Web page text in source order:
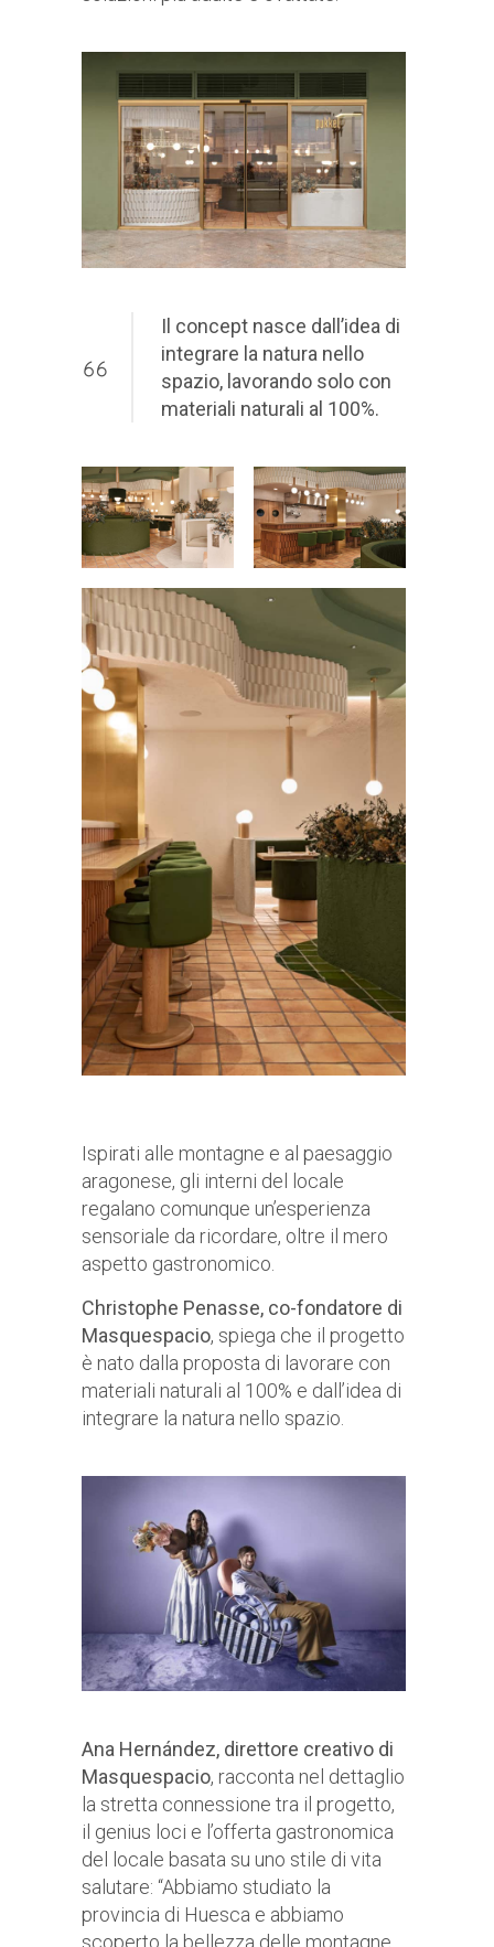
Il concept nasce dall’idea di
integrare la natura nello
spazio, lavorando solo con
materiali naturali al 100%.
Ispirati alle montagne e al paesaggio
aragonese, gli interni del locale
regalano comunque un’esperienza
sensoriale da ricordare, oltre il mero
aspetto gastronomico.
Christophe Penasse, co-fondatore di
Masquespacio, spiega che il progetto
è nato dalla proposta di lavorare con
materiali naturali al 100% e dall’idea di
integrare la natura nello spazio.
Ana Hernández, direttore creativo di
Masquespacio, racconta nel dettaglio
la stretta connessione tra il progetto,
il genius loci e l’offerta gastronomica
del locale basata su uno stile di vita
salutare: “Abbiamo studiato la
provincia di Huesca e abbiamo